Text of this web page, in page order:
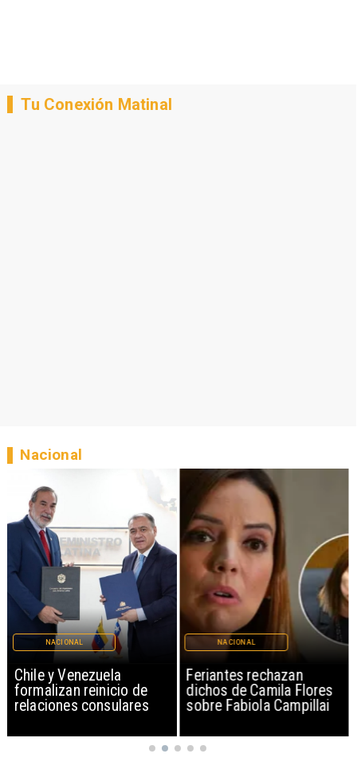
Tu Conexión Matinal
Chile y Venezuela
formalizan reinicio de
relaciones consulares
NACIONAL
Feriantes rechazan
dichos de Camila Flores
sobre Fabiola Campillai
NACIONAL
Nacional